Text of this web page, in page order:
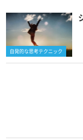
自発的な思考テクニック